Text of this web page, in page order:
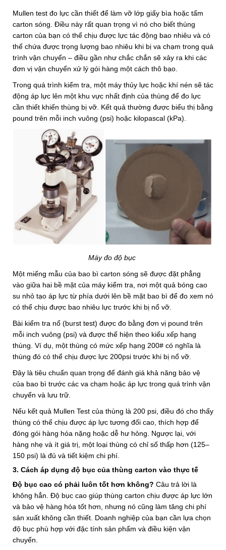
Mullen test đo lực cần thiết để làm vỡ lớp giấy bìa hoặc tấm
carton sóng. Điều này rất quan trọng vì nó cho biết thùng
carton của bạn có thể chịu được lực tác động bao nhiêu và có
thể chứa được trọng lượng bao nhiêu khi bị va chạm trong quá
trình vận chuyển – điều gần như chắc chắn sẽ xảy ra khi các
đơn vị vận chuyển xử lý gói hàng một cách thô bạo.
Trong quá trình kiểm tra, một máy thủy lực hoặc khí nén sẽ tác
động áp lực lên một khu vực nhất định của thùng để đo lực
cần thiết khiến thùng bị vỡ. Kết quả thường được biểu thị bằng
pound trên mỗi inch vuông (psi) hoặc kilopascal (kPa).
Máy đo độ bục
Một miếng mẫu của bao bì carton sóng sẽ được đặt phẳng
vào giữa hai bề mặt của máy kiểm tra, nơi một quả bóng cao
su nhỏ tạo áp lực từ phía dưới lên bề mặt bao bì để đo xem nó
có thể chịu được bao nhiêu lực trước khi bị nổ vỡ.
Bài kiểm tra nổ (burst test) được đo bằng đơn vị pound trên
mỗi inch vuông (psi) và được thể hiện theo kiểu xếp hạng
thùng. Ví dụ, một thùng có mức xếp hạng 200# có nghĩa là
thùng đó có thể chịu được lực 200psi trước khi bị nổ vỡ.
Đây là tiêu chuẩn quan trọng để đánh giá khả năng bảo vệ
của bao bì trước các va chạm hoặc áp lực trong quá trình vận
chuyển và lưu trữ.
Nếu kết quả Mullen Test của thùng là 200 psi, điều đó cho thấy
thùng có thể chịu được áp lực tương đối cao, thích hợp để
đóng gói hàng hóa nặng hoặc dễ hư hỏng. Ngược lại, với
hàng nhẹ và ít giá trị, một loại thùng có chỉ số thấp hơn (125–
150 psi) là đủ và tiết kiệm chi phí.
3. Cách áp dụng độ bục của thùng carton vào thực tế
Độ bục cao có phải luôn tốt hơn không? Câu trả lời là
không hẳn. Độ bục cao giúp thùng carton chịu được áp lực lớn
và bảo vệ hàng hóa tốt hơn, nhưng nó cũng làm tăng chi phí
sản xuất không cần thiết. Doanh nghiệp của bạn cần lựa chọn
độ bục phù hợp với đặc tính sản phẩm và điều kiện vận
chuyển.